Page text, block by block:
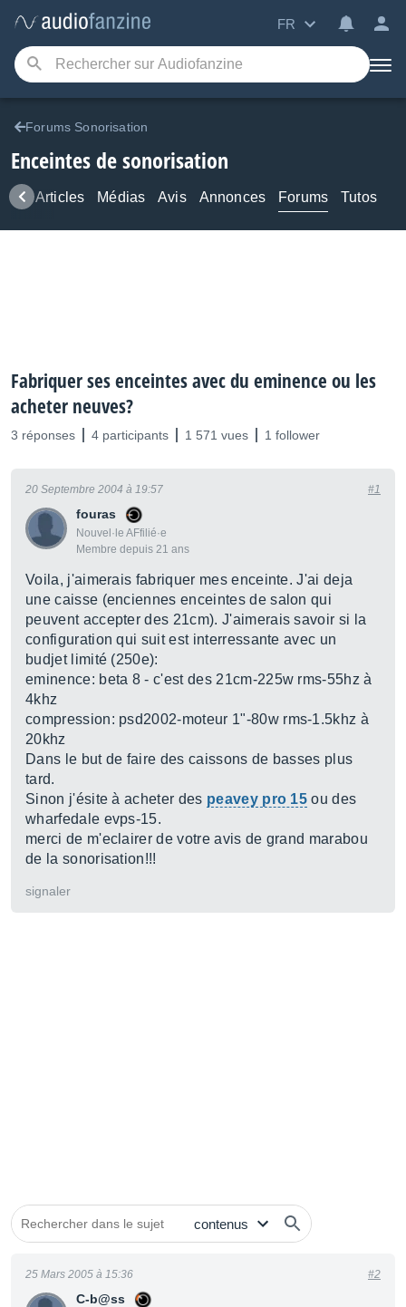
FR
Forums Sonorisation
Enceintes de sonorisation
Articles Médias Avis Annonces Forums Tutos
Fabriquer ses enceintes avec du eminence ou les
acheter neuves?
3 réponses 4 participants 1 571 vues 1 follower
fouras
Nouvel·le AFfilié·e
Membre depuis 21 ans
20 Septembre 2004 à 19:57 #1
Voila, j'aimerais fabriquer mes enceinte. J'ai deja
une caisse (enciennes enceintes de salon qui
peuvent accepter des 21cm). J'aimerais savoir si la
configuration qui suit est interressante avec un
budjet limité (250e):
eminence: beta 8 - c'est des 21cm-225w rms-55hz à
4khz
compression: psd2002-moteur 1"-80w rms-1.5khz à
20khz
Dans le but de faire des caissons de basses plus
tard.
Sinon j'ésite à acheter des peavey pro 15 ou des
wharfedale evps-15.
merci de m'eclairer de votre avis de grand marabou
de la sonorisation!!!
signaler
C-b@ss
25 Mars 2005 à 15:36 #2